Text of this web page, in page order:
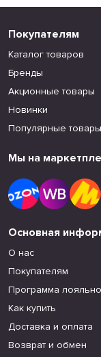
Покупателям
Каталог товаров
Бренды
Акционные товары
Новинки
Популярные товары
Мы на
Основная
О нас
Покупателям
Программа
Как купить
Доставка и оплата
Возврат и обмен